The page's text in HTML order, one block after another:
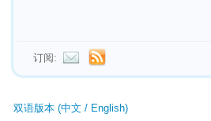
订阅:
双语版本 (中文 / English)